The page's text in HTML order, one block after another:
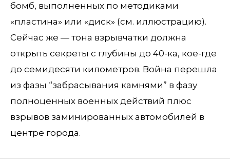
бомб, выполненных по методиками
«пластина» или «диск» (см. иллюстрацию).
Сейчас же — тона взрывчатки должна
открыть секреты с глубины до 40-ка, кое-где
до семидесяти километров. Война перешла
из фазы “забрасывания камнями” в фазу
полноценных военных действий плюс
взрывов заминированных автомобилей в
центре города.